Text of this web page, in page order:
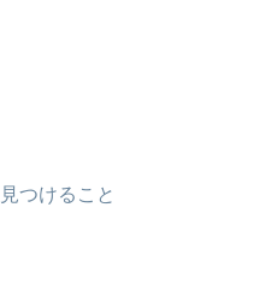
つけること